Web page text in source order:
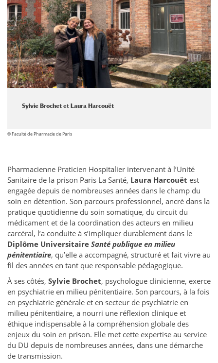
Sylvie Brochet et Laura Harcouët
© Faculté de Pharmacie de Paris
Pharmacienne Praticien Hospitalier intervenant à l’Unité
Sanitaire de la prison Paris La Santé, Laura Harcouët est
engagée depuis de nombreuses années dans le champ du
soin en détention. Son parcours professionnel, ancré dans la
pratique quotidienne du soin somatique, du circuit du
médicament et de la coordination des acteurs en milieu
carcéral, l’a conduite à s’impliquer durablement dans le
Diplôme Universitaire Santé publique en milieu
pénitentiaire, qu’elle a accompagné, structuré et fait vivre au
fil des années en tant que responsable pédagogique.
À ses côtés, Sylvie Brochet, psychologue clinicienne, exerce
en psychiatrie en milieu pénitentiaire. Son parcours, à la fois
en psychiatrie générale et en secteur de psychiatrie en
milieu pénitentiaire, a nourri une réflexion clinique et
éthique indispensable à la compréhension globale des
enjeux du soin en prison. Elle met cette expertise au service
du DU depuis de nombreuses années, dans une démarche
de transmission.